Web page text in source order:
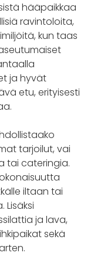
hääpaikkaa
ravintoloita,
kun taas
ja hyvät
etu, erityisesti
tarjoilut, vai
tai cateringia.
iltaan tai
ja lava,
sekä